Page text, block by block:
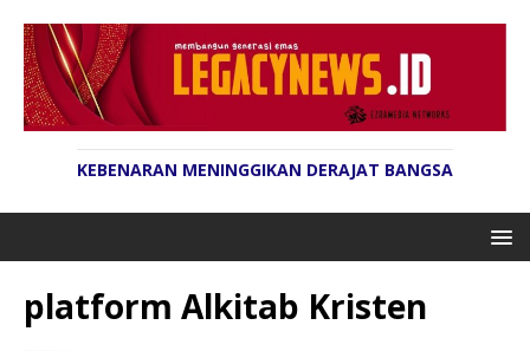
KEBENARAN MENINGGIKAN DERAJAT BANGSA
platform Alkitab Kristen